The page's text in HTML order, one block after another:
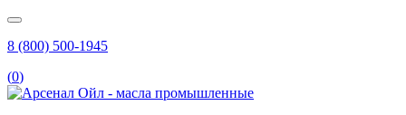
8 (800) 500-1945
(0)